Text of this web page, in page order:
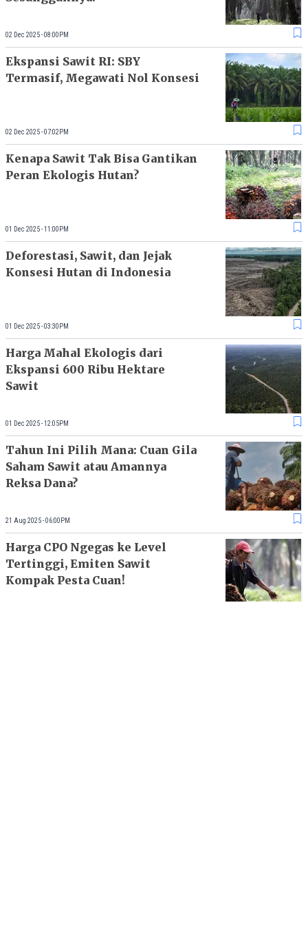
02 Dec 2025 - 08:00PM
Ekspansi Sawit RI: SBY
Termasif, Megawati Nol Konsesi
02 Dec 2025 - 07:02PM
Kenapa Sawit Tak Bisa Gantikan
Peran Ekologis Hutan?
01 Dec 2025 - 11:00PM
Deforestasi, Sawit, dan Jejak
Konsesi Hutan di Indonesia
01 Dec 2025 - 03:30PM
Harga Mahal Ekologis dari
Ekspansi 600 Ribu Hektare
Sawit
01 Dec 2025 - 12:05PM
Tahun Ini Pilih Mana: Cuan Gila
Saham Sawit atau Amannya
Reksa Dana?
21 Aug 2025 - 06:00PM
Harga CPO Ngegas ke Level
Tertinggi, Emiten Sawit
Kompak Pesta Cuan!